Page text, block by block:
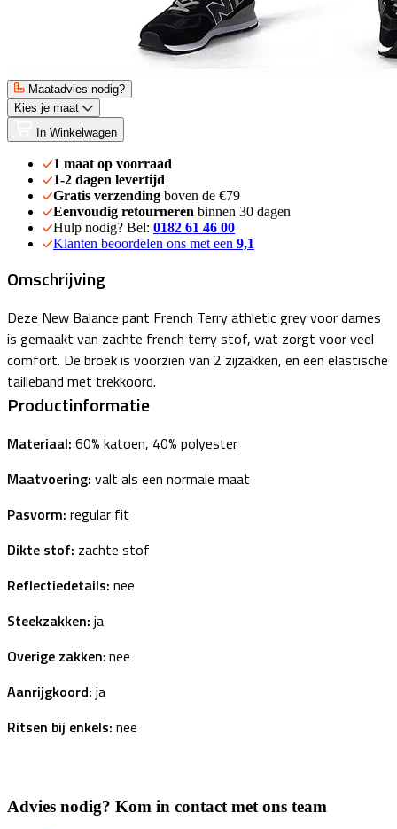
Maatadvies nodig?
Kies je maat
In Winkelwagen
1 maat op voorraad
1-2 dagen levertijd
Gratis verzending boven de €79
Eenvoudig retourneren binnen 30 dagen
Hulp nodig? Bel: 0182 61 46 00
Klanten beoordelen ons met een 9,1
Omschrijving
Deze New Balance pant French Terry athletic grey voor dames
is gemaakt van zachte french terry stof, wat zorgt voor veel
comfort. De broek is voorzien van 2 zijzakken, en een elastische
tailleband met trekkoord.
Productinformatie
Materiaal: 60% katoen, 40% polyester
Maatvoering: valt als een normale maat
Pasvorm: regular fit
Dikte stof: zachte stof
Reflectiedetails: nee
Steekzakken: ja
Overige zakken: nee
Aanrijgkoord: ja
Ritsen bij enkels: nee
Advies nodig? Kom in contact met ons team